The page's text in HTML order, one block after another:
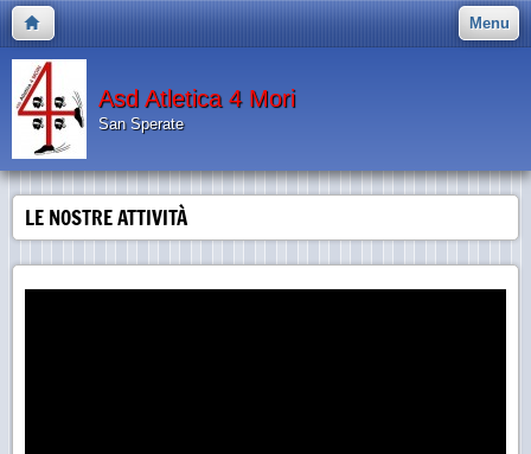
Menu
Asd Atletica 4 Mori
San Sperate
LE NOSTRE ATTIVITÀ